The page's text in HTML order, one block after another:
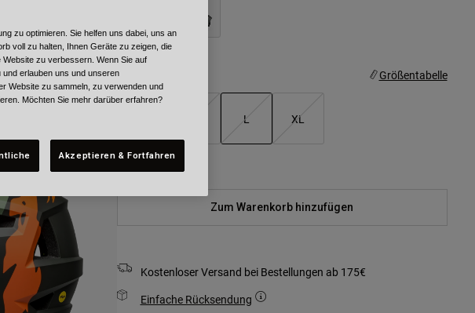
ausgewählt
Größe Größentabelle
L XL
Nicht auf Lager
Zum Warenkorb hinzufügen
Kostenloser Versand bei Bestellungen ab 175€
Einfache Rücksendung
zu optimieren. Sie helfen uns dabei, uns an
voll zu halten, Ihnen Geräte zu zeigen, die
zu verbessern. Wenn Sie auf
und erlauben uns und unseren
Website zu sammeln, zu verwenden und
Möchten Sie mehr darüber erfahren?
Akzeptieren & Fortfahren